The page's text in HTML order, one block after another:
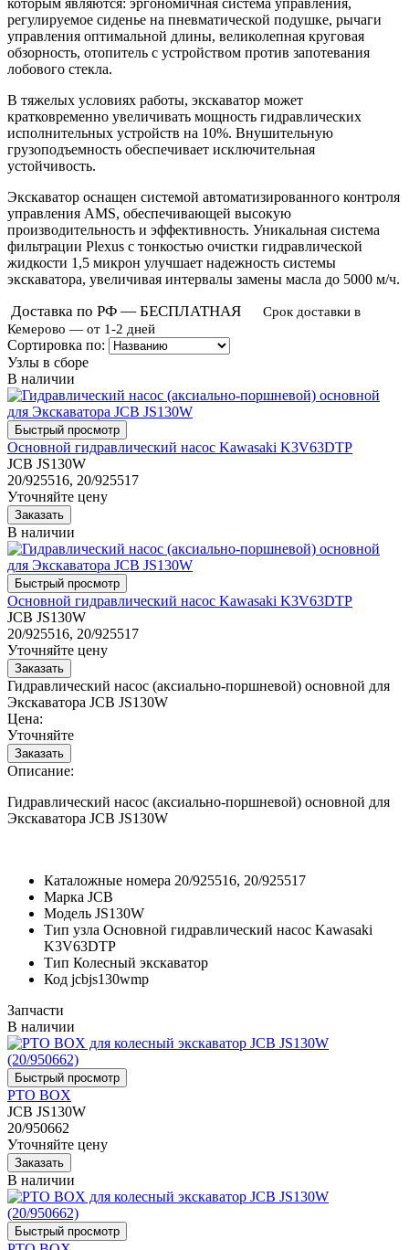
регулируемое сиденье на пневматической подушке, рычаги
управления оптимальной длины, великолепная круговая
обзорность, отопитель с устройством против запотевания
лобового стекла.
В тяжелых условиях работы, экскаватор может
кратковременно увеличивать мощность гидравлических
исполнительных устройств на 10%. Внушительную
грузоподъемность обеспечивает исключительная
устойчивость.
Экскаватор оснащен системой автоматизированного контроля
управления AMS, обеспечивающей высокую
производительность и эффективность. Уникальная система
фильтрации Plexus с тонкостью очистки гидравлической
жидкости 1,5 микрон улучшает надежность системы
экскаватора, увеличивая интервалы замены масла до 5000 м/ч.
Доставка по РФ — БЕСПЛАТНАЯ
Срок доставки в
Кемерово — от 1-2 дней
Сортировка по:
Узлы в сборе
В наличии
Основной гидравлический насос Kawasaki K3V63DTP
JCB JS130W
20/925516, 20/925517
Уточняйте цену
В наличии
Основной гидравлический насос Kawasaki K3V63DTP
JCB JS130W
20/925516, 20/925517
Уточняйте цену
Гидравлический насос (аксиально-поршневой) основной для
Экскаватора JCB JS130W
Цена:
Уточняйте
Описание:
Гидравлический насос (аксиально-поршневой) основной для
Экскаватора JCB JS130W
Каталожные номера 20/925516, 20/925517
Марка JCB
Модель JS130W
Тип узла Основной гидравлический насос Kawasaki
K3V63DTP
Тип Колесный экскаватор
Код jcbjs130wmp
Запчасти
В наличии
PTO BOX
JCB JS130W
20/950662
Уточняйте цену
В наличии